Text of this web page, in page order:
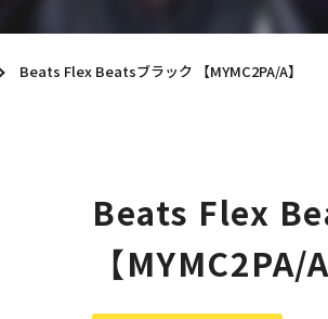
Beats Flex Beatsブラック 【MYMC2PA/A】
Beats Flex
【MYMC2PA/A